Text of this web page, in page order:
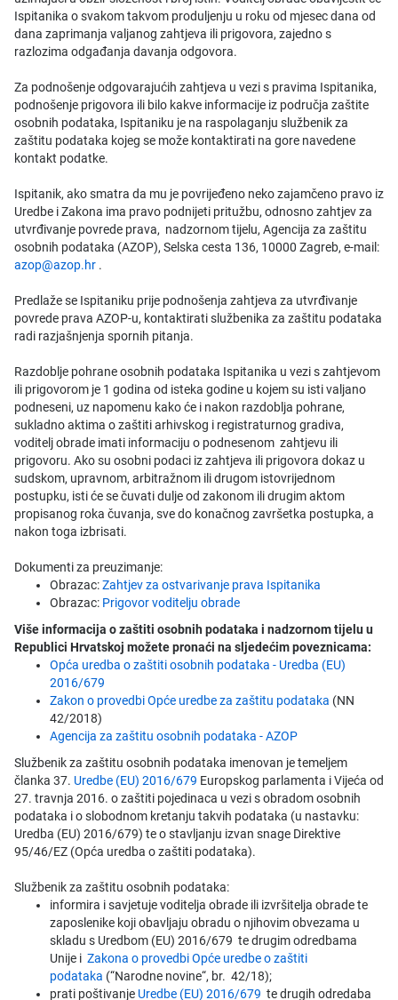
Ispitanika o svakom takvom produljenju u roku od mjesec dana od
dana zaprimanja valjanog zahtjeva ili prigovora, zajedno s
razlozima odgađanja davanja odgovora.
Za podnošenje odgovarajućih zahtjeva u vezi s pravima Ispitanika,
podnošenje prigovora ili bilo kakve informacije iz područja zaštite
osobnih podataka, Ispitaniku je na raspolaganju službenik za
zaštitu podataka kojeg se može kontaktirati na gore navedene
kontakt podatke.
Ispitanik, ako smatra da mu je povrijeđeno neko zajamčeno pravo iz
Uredbe i Zakona ima pravo podnijeti pritužbu, odnosno zahtjev za
utvrđivanje povrede prava, nadzornom tijelu, Agencija za zaštitu
osobnih podataka (AZOP), Selska cesta 136, 10000 Zagreb, e-mail:
azop@azop.hr .
Predlaže se Ispitaniku prije podnošenja zahtjeva za utvrđivanje
povrede prava AZOP-u, kontaktirati službenika za zaštitu podataka
radi razjašnjenja spornih pitanja.
Razdoblje pohrane osobnih podataka Ispitanika u vezi s zahtjevom
ili prigovorom je 1 godina od isteka godine u kojem su isti valjano
podneseni, uz napomenu kako će i nakon razdoblja pohrane,
sukladno aktima o zaštiti arhivskog i registraturnog gradiva,
voditelj obrade imati informaciju o podnesenom zahtjevu ili
prigovoru. Ako su osobni podaci iz zahtjeva ili prigovora dokaz u
sudskom, upravnom, arbitražnom ili drugom istovrijednom
postupku, isti će se čuvati dulje od zakonom ili drugim aktom
propisanog roka čuvanja, sve do konačnog završetka postupka, a
nakon toga izbrisati.
Dokumenti za preuzimanje:
Obrazac:Zahtjev za ostvarivanje prava Ispitanika
Obrazac: Prigovor voditelju obrade
Više informacija o zaštiti osobnih podataka i nadzornom tijelu u
Republici Hrvatskoj možete pronaći na sljedećim poveznicama:
Opća uredba o zaštiti osobnih podataka - Uredba (EU)
2016/679
Zakon o provedbi Opće uredbe za zaštitu podataka (NN
42/2018)
Agencija za zaštitu osobnih podataka - AZOP
Službenik za zaštitu osobnih podataka imenovan je temeljem
članka 37. Uredbe (EU) 2016/679 Europskog parlamenta i Vijeća od
27. travnja 2016. o zaštiti pojedinaca u vezi s obradom osobnih
podataka i o slobodnom kretanju takvih podataka (u nastavku:
Uredba (EU) 2016/679) te o stavljanju izvan snage Direktive
95/46/EZ (Opća uredba o zaštiti podataka).
Službenik za zaštitu osobnih podataka:
informira i savjetuje voditelja obrade ili izvršitelja obrade te
zaposlenike koji obavljaju obradu o njihovim obvezama u
skladu s Uredbom (EU) 2016/679 te drugim odredbama
Unije i Zakona o provedbi Opće uredbe o zaštiti
podataka (“Narodne novine“, br. 42/18);
prati poštivanje Uredbe (EU) 2016/679 te drugih odredaba